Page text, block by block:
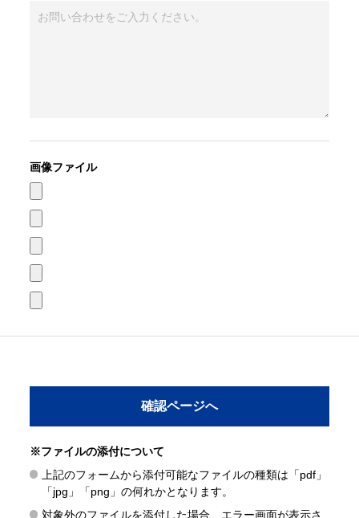
画像ファイル
※ファイルの添付について
上記のフォームから添付可能なファイルの種類は「pdf」
「jpg」「png」の何れかとなります。
対象外のファイルを添付した場合、エラー画面が表示さ